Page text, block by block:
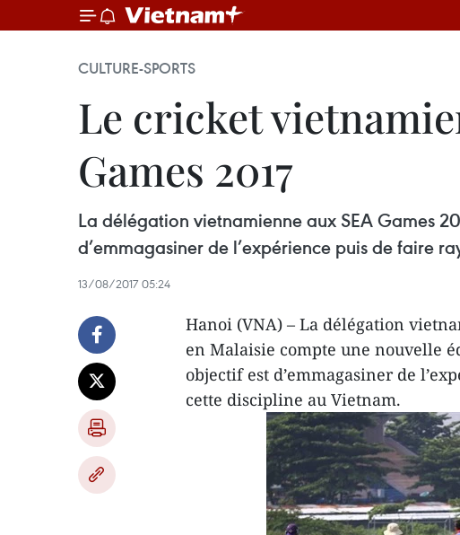
CULTURE-SPORTS
Le cricket
Games 2017
La délégation vietnamienne aux SEA Games
d’emmagasiner de l’expérience puis de faire
13/08/2017 05:24
Hanoi (VNA) – La délégation
en Malaisie compte une nouvelle
objectif est d’emmagasiner de
cette discipline au Vietnam.